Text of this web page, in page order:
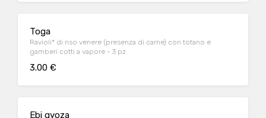
Toga
Ravioli* di riso venere (presenza di carne) con totano e
gamberi cotti a vapore - 3 pz
3.00 €
Ebi gyoza